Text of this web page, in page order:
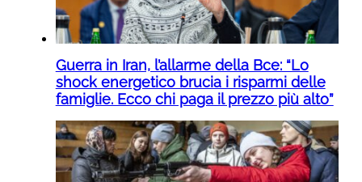
Guerra in Iran, l’allarme della Bce: “Lo
shock energetico brucia i risparmi delle
famiglie. Ecco chi paga il prezzo più alto”